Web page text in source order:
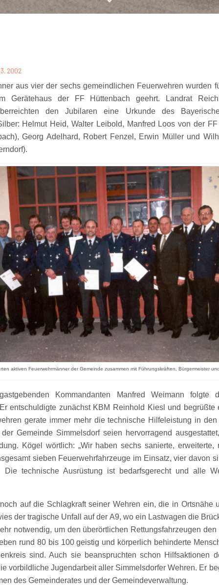
2002
aus vier der sechs gemeindlichen Feuerwehren wurden
Gerätehaus der FF Hüttenbach geehrt. Landrat
den Jubilaren eine Urkunde des
Helmut Heid, Walter Leibold, Manfred Loos von der
Georg Adelhard, Robert Fenzel, Erwin Müller und
aktiven Feuerwehrmänner der Gemeinde zusammen mit Führungskräften, Bürgermeister
Kommandanten Manfred Weimann folgte
entschuldigte zunächst KBM Reinhold Kiesl und
gerate immer mehr die technische Hilfeleistung in
Gemeinde Simmelsdorf seien hervorragend
Kögel wörtlich: „Wir haben sechs sanierte,
sieben Feuerwehrfahrzeuge im Einsatz, vier davon
Die technische Ausrüstung ist bedarfsgerecht und alle
auf die Schlagkraft seiner Wehren ein, die in Ortsnähe
der tragische Unfall auf der A9, wo ein Lastwagen die
notwendig, um den überörtlichen Rettungsfahrzeugen
rund 80 bis 100 geistig und körperlich behinderte
sind. Auch sie beanspruchten schon Hilfsaktionen
vorbildliche Jugendarbeit aller Simmelsdorfer Wehren. Er
des Gemeinderates und der Gemeindeverwaltung.